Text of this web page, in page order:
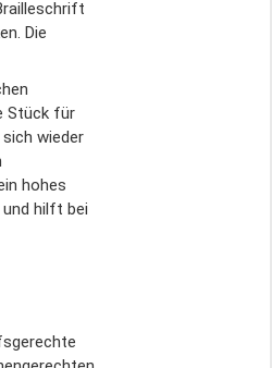
Die
Stück für
wieder
hohes
hilft bei